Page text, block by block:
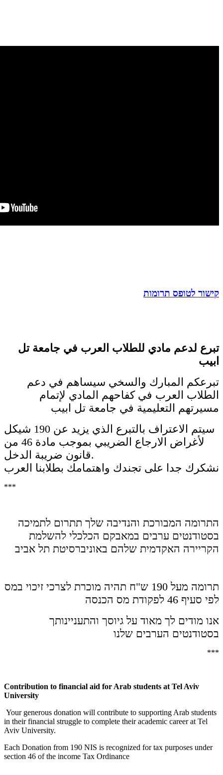
קישור לטופס תרומות
تبرع لدعم مادي للطلاب العرب في جامعة تل
ابيب
تبرعكم المبارك والسخي سيساهم في دعم
الطلاب العرب في كفاحهم المادي لإتمام
مسيرتهم التعليمية في جامعة تل ابيب
سيتم الاعتراف بالتبرع الذي يزيد عن 190 شيكل
لأغراض الارجاع الضريبي بموجب مادة 46 من
قانون ضريبة الدخل.
نشكرك جدا على تجندك واهتمامك بطلابنا العرب
***
התרומה המבורכת והנדיבה שלך תתרום לתמיכה
בסטודנטים ערבים במאבקם הכלכלי להשלמת
הקריירה האקדמית שלהם באוניברסיטת תל אביב
תרומה מעל 190 ש"ח תהיה מוכרת לצרכי זיכוי במס
לפי סעיף 46 לפקודת מס הכנסה
אנו מודים לך מאוד על גיוסך והתעניינותך
בסטודנטים הערבים שלנו
***
Contribution to financial aid for Arab students at Tel Aviv
University
Your generous donation will contribute to supporting Arab students
in their financial struggle to complete their academic career at Tel
Aviv University.
Each Donation from 190 NIS is recognized for tax purposes under
section 46 of the income Tax Ordinance